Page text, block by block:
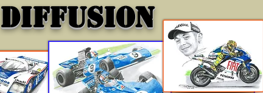
DIFFUSION